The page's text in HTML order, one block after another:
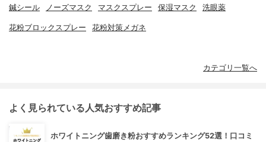
鍼シール ノーズマスク マスクスプレー 保湿マスク 洗眼薬
花粉ブロックスプレー 花粉対策メガネ
カテゴリ一覧へ
よく見られている人気おすすめ記事
ホワイトニング歯磨き粉おすすめランキング52選！口コミ